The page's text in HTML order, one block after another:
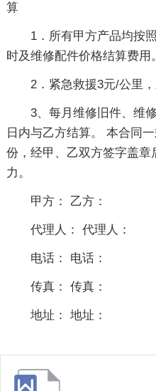
算
1．所有甲方产品均按
时及维修配件价格结算费用。
2．紧急救援3元/公里
3、每月维修旧件、维
日内与乙方结算。 本合同
份，经甲、乙双方签字盖
力。
甲方： 乙方：
代理人： 代理人：
电话： 电话：
传真： 传真：
地址： 地址：